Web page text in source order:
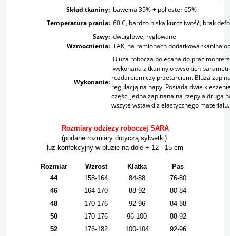
Skład tkaniny: bawełna 35% + poliester 65%
Temperatura prania: 60 C, bardzo niska kurczliwość, brak
Szwy: dwuigłowe, ryglowane
Wzmocnienia: TAK, na ramionach dodatkowa tkanina
Wykonanie:
Bluza robocza polecana do prac
wykonana z tkaniny o wysokich
rozdarciem czy przetarciem. Bluza
regulacją na napy. Posiada dwie
części jedna zapinana na rzepy a druga
wszyte wstawki z elastycznego
Rozmiary odzieży roboczej SARA
(podane rozmiary dotyczą sylwetki)
luz konfekcyjny w bluzie na dole + 12 - 15 cm
Rozmiar Wzrost Klatka
Pas
44
158-164 84-88
76-80
46
164-170 88-92
80-84
48
170-176 92-96
84-88
50
170-176 96-100
88-92
52
176-182 100-104
92-96